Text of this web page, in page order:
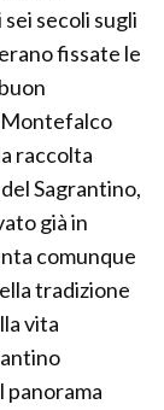
secoli sugli
fissate le
Montefalco
raccolta
Sagrantino,
già in
comunque
tradizione
vita
panorama